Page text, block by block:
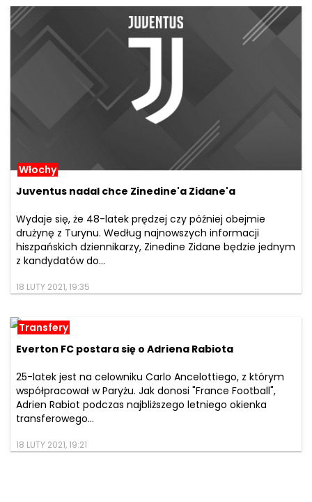
Włochy
Juventus nadal chce Zinedine'a Zidane'a
Wydaje się, że 48-latek prędzej czy później obejmie
drużynę z Turynu. Według najnowszych informacji
hiszpańskich dziennikarzy, Zinedine Zidane będzie jednym
z kandydatów do...
18 LUTY 2021, 19:35
Transfery
Everton FC postara się o Adriena Rabiota
25-latek jest na celowniku Carlo Ancelottiego, z którym
współpracował w Paryżu. Jak donosi "France Football",
Adrien Rabiot podczas najbliższego letniego okienka
transferowego...
18 LUTY 2021, 19:21